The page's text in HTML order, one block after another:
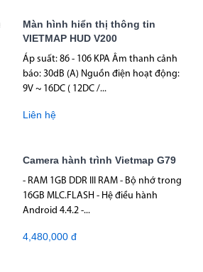
Màn hình hiển thị thông tin
VIETMAP HUD V200
Áp suất: 86 - 106 KPA Âm thanh cảnh
báo: 30dB (A) Nguồn điện hoạt động:
9V ~ 16DC ( 12DC /...
Liên hệ
Camera hành trình Vietmap G79
- RAM 1GB DDR III RAM - Bộ nhớ trong
16GB MLC.FLASH - Hệ điều hành
Android 4.4.2 -...
4,480,000 đ